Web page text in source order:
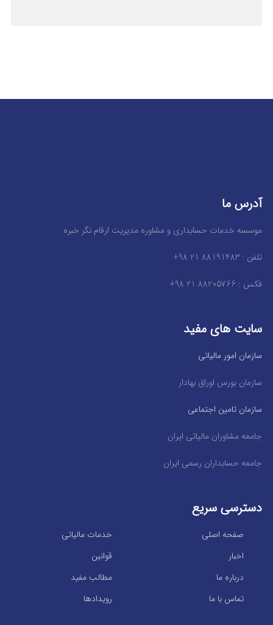
آدرس ما
موسسه خدمات حسابداری و مشاوره مدیریت ارقام نگر خبره
تلفن : 88191483 21 98+
فکس : 88205766 21 98+
سایت های مفید
سازمان امور مالیاتی
سازمان بورس اوراق بهادار
سازمان تامین اجتماعی
جامعه مشاوران مالیاتی ایران
جامعه حسابداران رسمی ایران
دسترسی سریع
خدمات مالیاتی
صفحه اصلی
قوانین
اخبار
مطالب مفید
درباره ما
رویدادها
تماس با ما